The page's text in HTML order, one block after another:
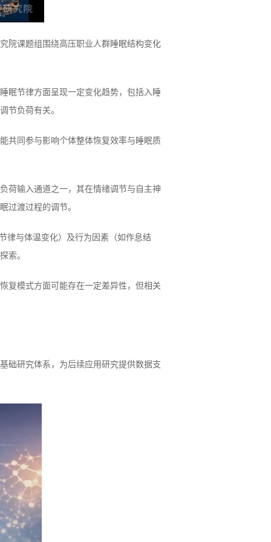
院课题组围绕高压职业人群睡眠结构变化
眠节律方面呈现一定变化趋势，包括入睡
节负荷有关。
共同参与影响个体整体恢复效率与睡眠质
荷输入通道之一，其在情绪调节与自主神
过渡过程的调节。
律与体温变化）及行为因素（如作息结
索。
复模式方面可能存在一定差异性，但相关
础研究体系，为后续应用研究提供数据支